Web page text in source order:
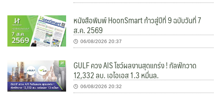
หนังสือพิมพ์ HoonSmart ก้าวสู่ปีที่ 9 ฉบับวันที่ 7
ส.ค. 2569
06/08/2026 20:37
GULF ควง AIS โชว์ผลงานสุดแกร่ง ! กัลฟ์กวาด
12,332 ลบ. เอไอเอส 1.3 หมื่นล.
06/08/2026 20:32